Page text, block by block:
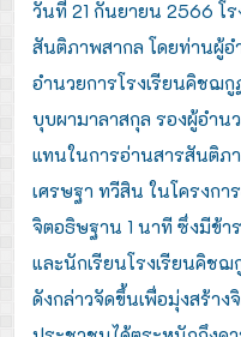
วันที่ 21 กันยายน 2566 โ
สันติภาพสากล โดยท่านผู้อ
อำนวยการโรงเรียนคิชฌ
บุบผามาลาสกุล รองผู้อำน
แทนในการอ่านสารสันติ
เศรษฐา ทวีสิน ในโครงก
จิตอธิษฐาน 1 นาที ซึ่งมีข้า
และนักเรียนโรงเรียนคิชฌ
ดังกล่าวจัดขึ้นเพื่อมุ่งสร้าง